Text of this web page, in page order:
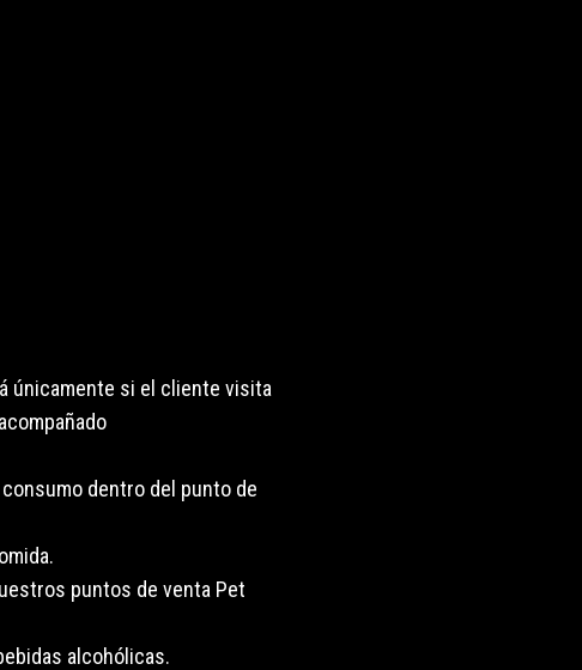
únicamente si el cliente visita
dentro del punto de
puntos de venta Pet
alcohólicas.